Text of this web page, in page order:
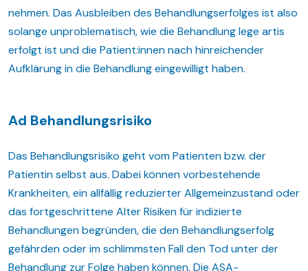
nehmen. Das Ausbleiben des Behandlungserfolges ist also
solange unproblematisch, wie die Behandlung lege artis
erfolgt ist und die Patient:innen nach hinreichender
Aufklärung in die Behandlung eingewilligt haben.
Ad Behandlungsrisiko
Das Behandlungsrisiko geht vom Patienten bzw. der
Patientin selbst aus. Dabei können vorbestehende
Krankheiten, ein allfällig reduzierter Allgemeinzustand oder
das fortgeschrittene Alter Risiken für indizierte
Behandlungen begründen, die den Behandlungserfolg
gefährden oder im schlimmsten Fall den Tod unter der
Behandlung zur Folge haben können. Die ASA-